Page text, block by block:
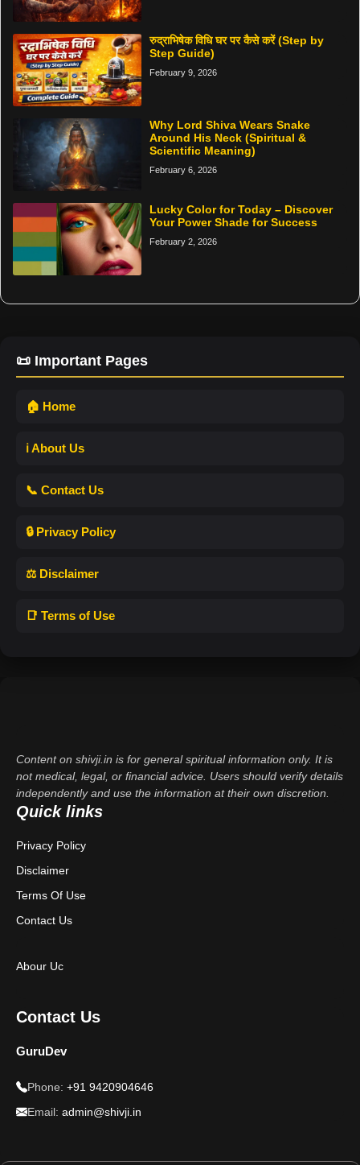
रुद्राभिषेक विधि घर पर कैसे करें (Step by
Step Guide)
February 9, 2026
Why Lord Shiva Wears Snake
Around His Neck (Spiritual &
Scientific Meaning)
February 6, 2026
Lucky Color for Today – Discover
Your Power Shade for Success
February 2, 2026
📜 Important Pages
🏠 Home
ℹ️ About Us
📞 Contact Us
🔒 Privacy Policy
⚖️ Disclaimer
📑 Terms of Use
Content on shivji.in is for general spiritual information only. It is
not medical, legal, or financial advice. Users should verify details
independently and use the information at their own discretion.
Quick links
Privacy Policy
Disclaimer
Terms Of Use
Contact Us
Abour Uc
Contact Us
GuruDev
Phone: +91 9420904646
Email: admin@shivji.in